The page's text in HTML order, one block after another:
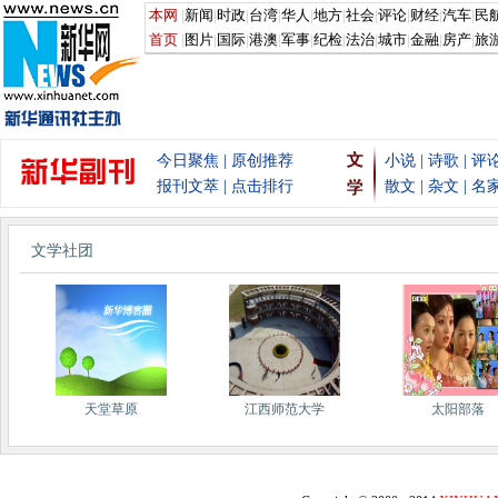
文学社团
天堂草原 江西师范大学 太阳部落